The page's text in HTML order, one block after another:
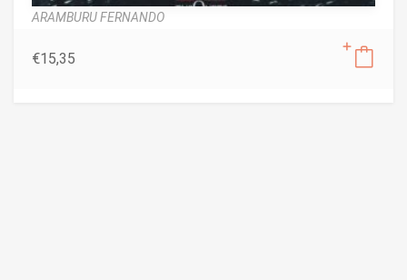
ARAMBURU FERNANDO
€15,35